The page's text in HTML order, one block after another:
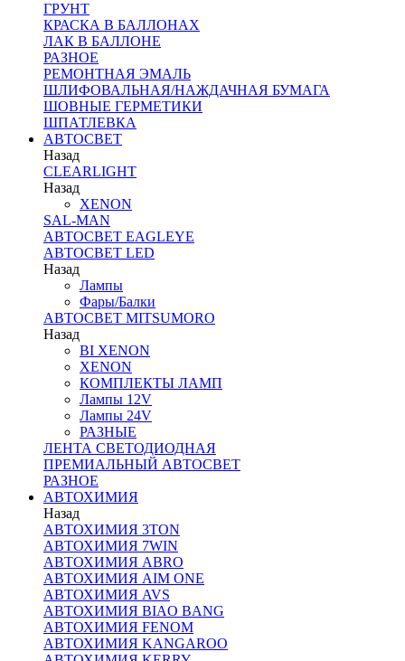
ГРУНТ
КРАСКА В БАЛЛОНАХ
ЛАК В БАЛЛОНЕ
РАЗНОЕ
РЕМОНТНАЯ ЭМАЛЬ
ШЛИФОВАЛЬНАЯ/НАЖДАЧНАЯ БУМАГА
ШОВНЫЕ ГЕРМЕТИКИ
ШПАТЛЕВКА
АВТОСВЕТ
Назад
CLEARLIGHT
Назад
XENON
SAL-MAN
АВТОСВЕТ EAGLEYE
АВТОСВЕТ LED
Назад
Лампы
Фары/Балки
АВТОСВЕТ MITSUMORO
Назад
BI XENON
XENON
КОМПЛЕКТЫ ЛАМП
Лампы 12V
Лампы 24V
РАЗНЫЕ
ЛЕНТА СВЕТОДИОДНАЯ
ПРЕМИАЛЬНЫЙ АВТОСВЕТ
РАЗНОЕ
АВТОХИМИЯ
Назад
АВТОХИМИЯ 3TON
АВТОХИМИЯ 7WIN
АВТОХИМИЯ ABRO
АВТОХИМИЯ AIM ONE
АВТОХИМИЯ AVS
АВТОХИМИЯ BIAO BANG
АВТОХИМИЯ FENOM
АВТОХИМИЯ KANGAROO